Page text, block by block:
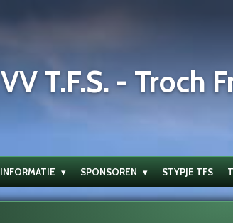
VV T.F.S. - Troch
INFORMATIE SPONSOREN STYPJE TFS